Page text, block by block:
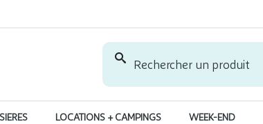
Rechercher un produit
LOCATIONS + CAMPINGS WEEK-END